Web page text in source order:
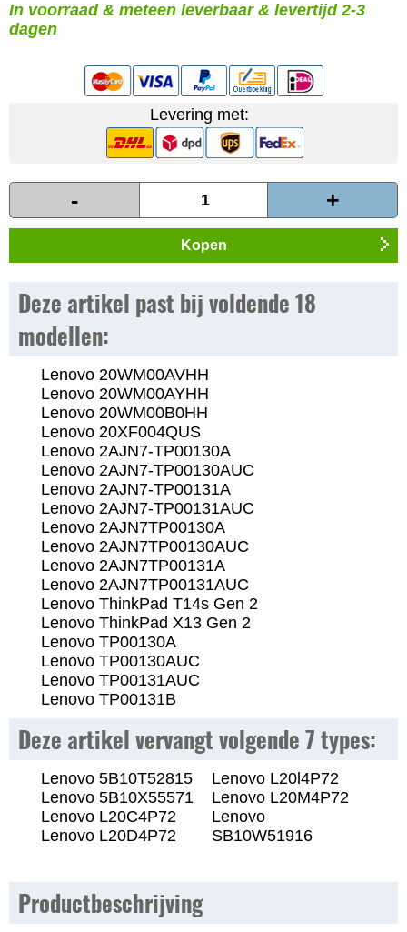
In voorraad & meteen leverbaar & levertijd 2-3
dagen
Levering met:
- +
Kopen
Deze artikel past bij voldende 18
modellen:
Lenovo 20WM00AVHH
Lenovo 20WM00AYHH
Lenovo 20WM00B0HH
Lenovo 20XF004QUS
Lenovo 2AJN7-TP00130A
Lenovo 2AJN7-TP00130AUC
Lenovo 2AJN7-TP00131A
Lenovo 2AJN7-TP00131AUC
Lenovo 2AJN7TP00130A
Lenovo 2AJN7TP00130AUC
Lenovo 2AJN7TP00131A
Lenovo 2AJN7TP00131AUC
Lenovo ThinkPad T14s Gen 2
Lenovo ThinkPad X13 Gen 2
Lenovo TP00130A
Lenovo TP00130AUC
Lenovo TP00131AUC
Lenovo TP00131B
Deze artikel vervangt volgende 7 types:
Lenovo 5B10T52815
Lenovo 5B10X55571
Lenovo L20C4P72
Lenovo L20D4P72
Lenovo L20l4P72
Lenovo L20M4P72
Lenovo
SB10W51916
Productbeschrijving